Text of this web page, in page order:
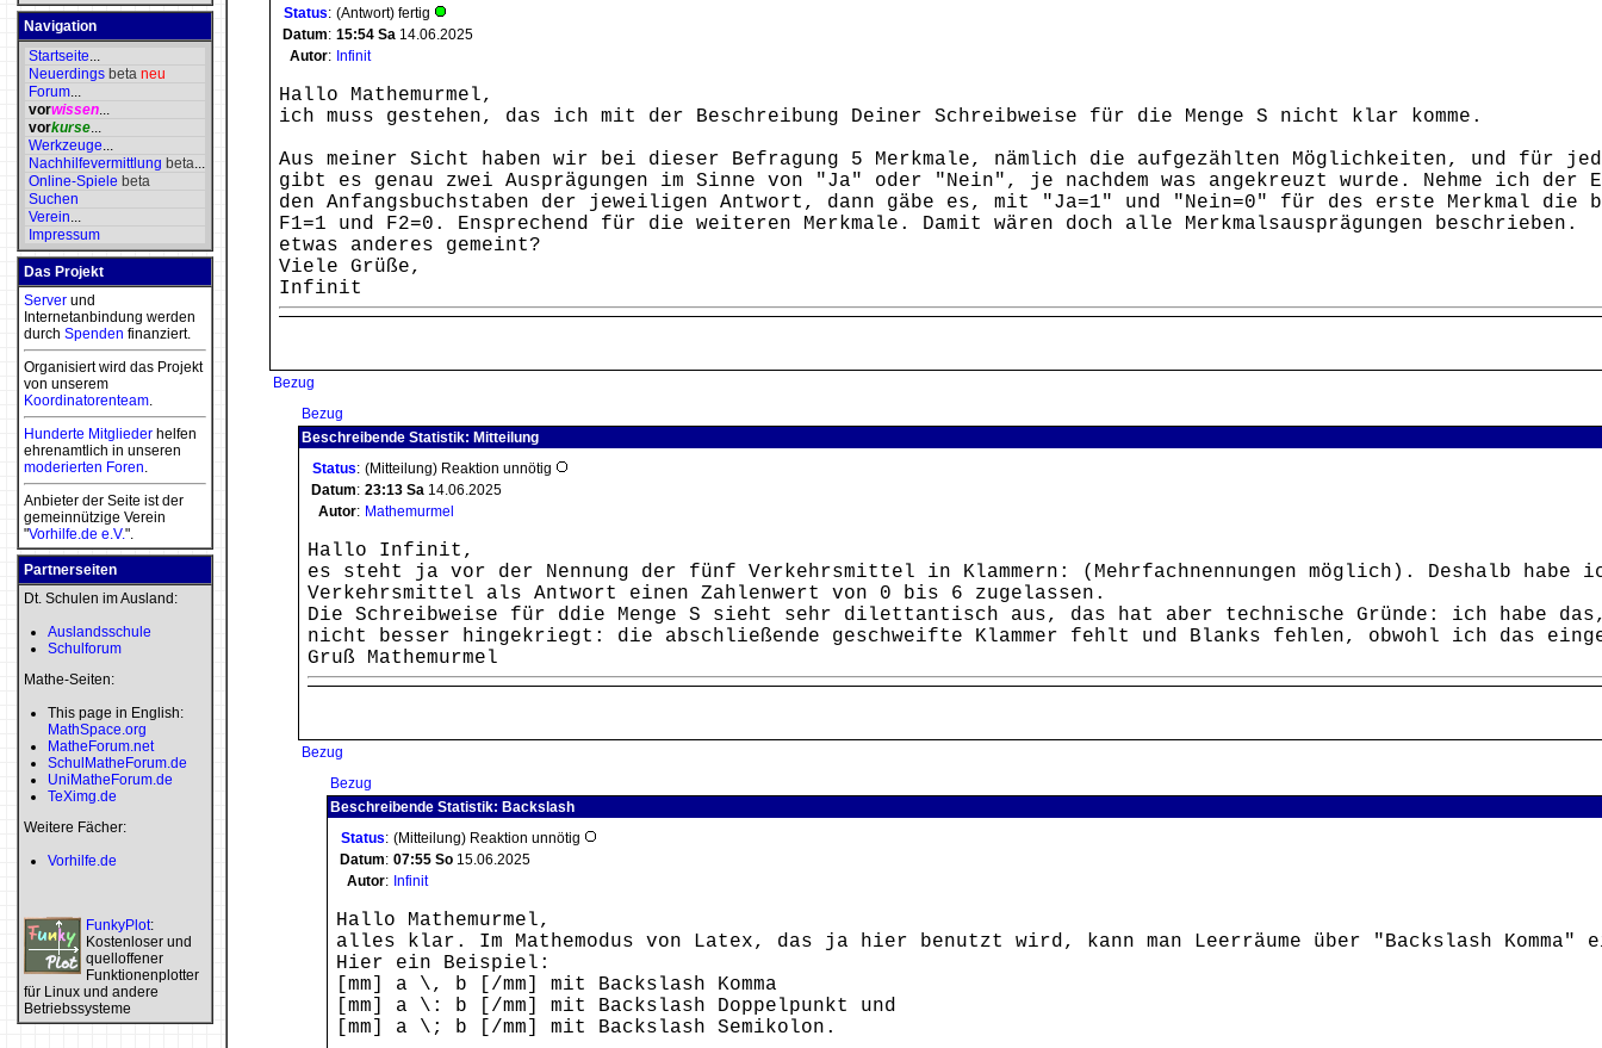
Navigation
Startseite...
Neuerdings beta neu
Forum...
vorwissen...
vorkurse...
Werkzeuge...
Nachhilfevermittlung beta...
Online-Spiele beta
Suchen
Verein...
Impressum
Das Projekt
Server und
Internetanbindung werden
durch Spenden finanziert.
Organisiert wird das Projekt
von unserem
Koordinatorenteam.
Hunderte Mitglieder helfen
ehrenamtlich in unseren
moderierten Foren.
Anbieter der Seite ist der
gemeinnützige Verein
"Vorhilfe.de e.V.".
Partnerseiten
Dt. Schulen im Ausland:
Auslandsschule
Schulforum
Mathe-Seiten:
This page in English:
MathSpace.org
MatheForum.net
SchulMatheForum.de
UniMatheForum.de
TeXimg.de
Weitere Fächer:
Vorhilfe.de
FunkyPlot:
Kostenloser und
quelloffener
Funktionenplotter
für Linux und andere
Betriebssysteme
Status: (Antwort) fertig
Datum: 15:54 Sa 14.06.2025
Autor: Infinit
Hallo Mathemurmel,
ich muss gestehen, das ich mit der Beschreibung Deiner Schreibweise für die Menge S nicht klar komme.
Aus meiner Sicht haben wir bei dieser Befragung 5 Merkmale, nämlich die aufgezählten Möglichkeiten, und für
gibt es genau zwei Ausprägungen im Sinne von "Ja" oder "Nein", je nachdem was angekreuzt wurde. Nehme ich der
den Anfangsbuchstaben der jeweiligen Antwort, dann gäbe es, mit "Ja=1" und "Nein=0" für des erste Merkmal die
F1=1 und F2=0. Ensprechend für die weiteren Merkmale. Damit wären doch alle Merkmalsausprägungen
etwas anderes gemeint?
Viele Grüße,
Infinit
Bezug
Bezug
Beschreibende Statistik: Mitteilung
Status: (Mitteilung) Reaktion unnötig
Datum: 23:13 Sa 14.06.2025
Autor: Mathemurmel
Hallo Infinit,
es steht ja vor der Nennung der fünf Verkehrsmittel in Klammern: (Mehrfachnennungen möglich). Deshalb habe
Verkehrsmittel als Antwort einen Zahlenwert von 0 bis 6 zugelassen.
Die Schreibweise für ddie Menge S sieht sehr dilettantisch aus, das hat aber technische Gründe: ich habe
nicht besser hingekriegt: die abschließende geschweifte Klammer fehlt und Blanks fehlen, obwohl ich das
Gruß Mathemurmel
Bezug
Bezug
Beschreibende Statistik: Backslash
Status: (Mitteilung) Reaktion unnötig
Datum: 07:55 So 15.06.2025
Autor: Infinit
Hallo Mathemurmel,
alles klar. Im Mathemodus von Latex, das ja hier benutzt wird, kann man Leerräume über "Backslash Komma"
Hier ein Beispiel:
[mm] a \, b [/mm] mit Backslash Komma
[mm] a \: b [/mm] mit Backslash Doppelpunkt und
[mm] a \; b [/mm] mit Backslash Semikolon.